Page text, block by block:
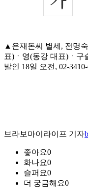
▲은재돈씨 별세, 전명
표)ㆍ영(동강 대표)ㆍ구
발인 18일 오전, 02-
브라보마이라이프 기자
좋아요0
화나요0
슬퍼요0
더 궁금해요0